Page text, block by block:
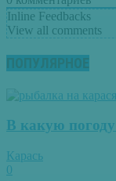
Inline Feedbacks
View all comments
ПОПУЛЯРНОЕ
В какую
Карась
0